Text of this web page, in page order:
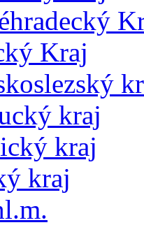
Kraj
kraj
kraj
kraj